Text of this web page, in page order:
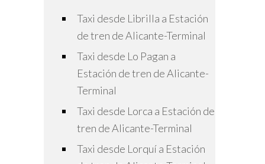
Taxi desde Librilla a Estación
de tren de Alicante-Terminal
Taxi desde Lo Pagan a
Estación de tren de Alicante-
Terminal
Taxi desde Lorca a Estación de
tren de Alicante-Terminal
Taxi desde Lorquí a Estación